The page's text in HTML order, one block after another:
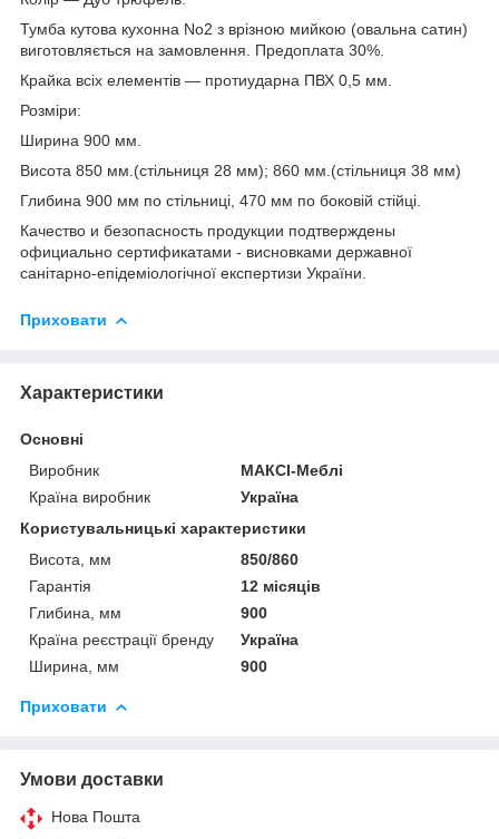
Тумба кутова кухонна No2 з врізною мийкою (овальна сатин)
виготовляється на замовлення. Предоплата 30%.
Крайка всіх елементів — протиударна ПВХ 0,5 мм.
Розміри:
Ширина 900 мм.
Висота 850 мм.(стільниця 28 мм); 860 мм.(стільниця 38 мм)
Глибина 900 мм по стільниці, 470 мм по боковій стійці.
Качество и безопасность продукции подтверждены
официально сертификатами - висновками державної
санітарно-епідеміологічної експертизи України.
Приховати
Характеристики
Основні
Виробник
МАКСІ-Меблі
Країна виробник
Україна
Користувальницькі характеристики
Висота, мм
850/860
Гарантія
12 місяців
Глибина, мм
900
Країна реєстрації бренду
Україна
Ширина, мм
900
Приховати
Умови доставки
Нова Пошта